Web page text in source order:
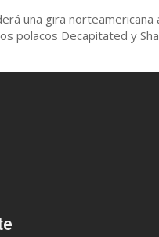
una gira
polacos Decapitated y